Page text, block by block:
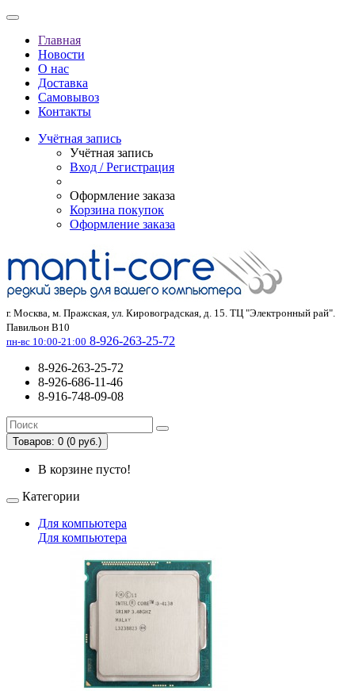
Главная
Новости
О нас
Доставка
Самовывоз
Контакты
Учётная запись
Учётная запись
Вход / Регистрация
Оформление заказа
Корзина покупок
Оформление заказа
г. Москва, м. Пражская, ул. Кировоградская, д. 15. ТЦ "Электронный рай".
Павильон В10
пн-вс 10:00-21:00 8-926-263-25-72
8-926-263-25-72
8-926-686-11-46
8-916-748-09-08
Товаров: 0 (0 руб.)
В корзине пусто!
Категории
Для компьютера
Для компьютера